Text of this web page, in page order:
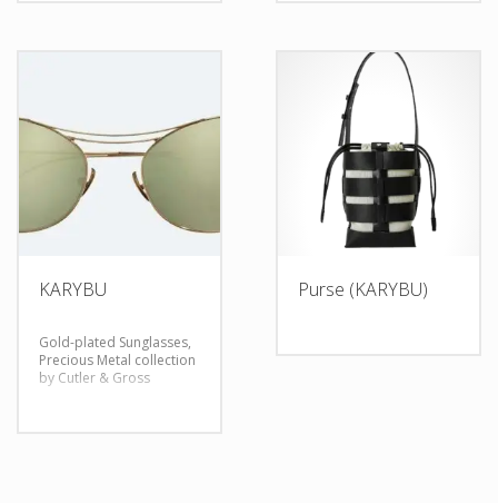
KARYBU
Gold-plated Sunglasses,
Precious Metal collection
by Cutler & Gross
Purse (KARYBU)